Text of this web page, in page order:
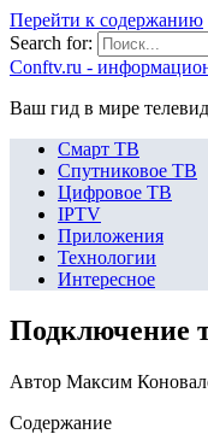
Перейти к содержанию
Search for:
Сonftv.ru -
Ваш гид в мире
Смарт ТВ
Спутниковое ТВ
Цифровое ТВ
IPTV
Приложения
Технологии
Интересное
Подключение
Автор Максим
Содержание